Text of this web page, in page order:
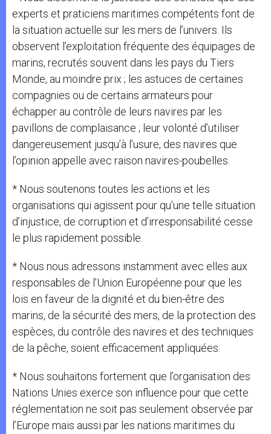
experts et praticiens maritimes compétents font de
la situation actuelle sur les mers de l’univers. Ils
observent l’exploitation fréquente des équipages de
marins, recrutés souvent dans les pays du Tiers
Monde, au moindre prix ; les astuces de certaines
compagnies ou de certains armateurs pour
échapper au contrôle de leurs navires par les
pavillons de complaisance ; leur volonté d’utiliser
dangereusement jusqu’à l’usure, des navires que
l’opinion appelle avec raison navires-poubelles.
* Nous soutenons toutes les actions et les
organisations qui agissent pour qu’une telle situation
d’injustice, de corruption et d’irresponsabilité cesse
le plus rapidement possible.
* Nous nous adressons instamment avec elles aux
responsables de l’Union Européenne pour que les
lois en faveur de la dignité et du bien-être des
marins, de la sécurité des mers, de la protection des
espèces, du contrôle des navires et des techniques
de la pêche, soient efficacement appliquées.
* Nous souhaitons fortement que l’organisation des
Nations Unies exerce son influence pour que cette
réglementation ne soit pas seulement observée par
l’Europe mais aussi par les nations maritimes du